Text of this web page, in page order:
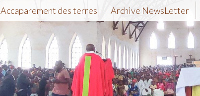
Accaparement des terres Archive NewsLetter